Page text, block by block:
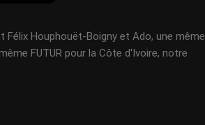
Félix Houphouët-Boigny et Ado, une même
FUTUR pour la Côte d'Ivoire, notre